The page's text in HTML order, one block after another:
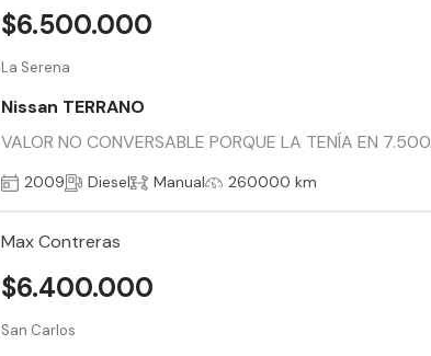
La Serena
Nissan TERRANO
VALOR NO CONVERSABLE PORQUE LA TENÍA EN
$6.500.000
2009 Diesel Manual 260000 km
Max Contreras
San Carlos
$6.400.000